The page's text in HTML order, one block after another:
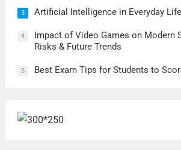
3 Artificial Intelligence in Everyday Life
4
Impact of Video Games on Modern
Risks & Future Trends
5 Best Exam Tips for Students to